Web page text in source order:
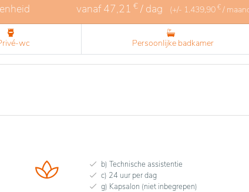
vanaf47,21 € / dag (+/- 1.439,90 € /
wc Persoonlijke badkamer
b) Technische assistentie
c) 24 uur per dag
g) Kapsalon (niet inbegrepen)